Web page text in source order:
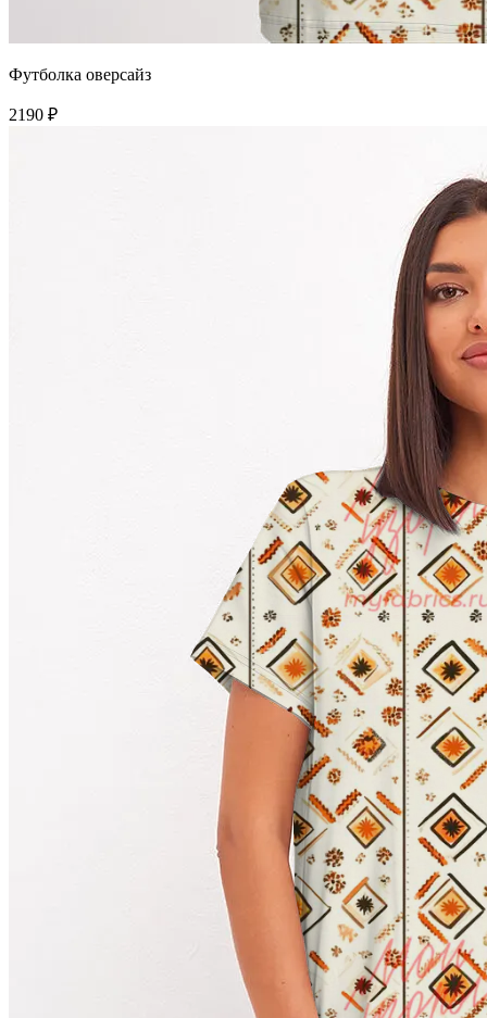
Футболка оверсайз
2190 ₽